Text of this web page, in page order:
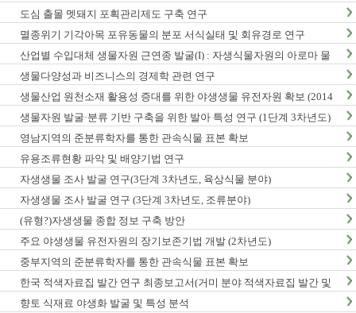
도심 출몰 멧돼지 포획관리제도 구축 연구
멸종위기 기각아목 포유동물의 분포 서식실태 및 회유경로 연구
산업별 수입대체 생물자원 근연종 발굴(I) : 자생식물자원의 아로마 물
질 탐색 및 발굴
생물다양성과 비즈니스의 경제학 관련 연구
생물산업 원천소재 활용성 증대를 위한 야생생물 유전자원 확보 (2014
년)
생물자원 발굴·분류 기반 구축을 위한 발아 특성 연구 (1단계 3차년도)
영남지역의 준분류학자를 통한 관속식물 표본 확보
유용조류현황 파악 및 배양기법 연구
자생생물 조사 발굴 연구(3단계 3차년도, 육상식물 분야)
자생생물 조사 발굴 연구 (3단계 3차년도, 조류분야)
(유형?)자생생물 종합 정보 구축 방안
주요 야생생물 유전자원의 장기보존기법 개발 (2차년도)
중부지역의 준분류학자를 통한 관속식물 표본 확보
한국 적색자료집 발간 연구 최종보고서(거미 분야 적색자료집 발간 및
적색목록집 영문판 개정)
향토 식재료 야생화 발굴 및 특성 분석